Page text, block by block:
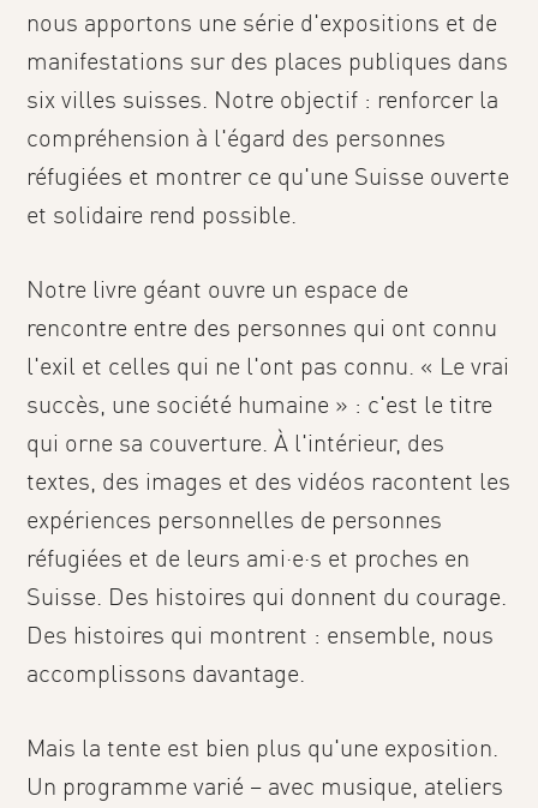
nous apportons une série d'expositions et de
manifestations sur des places publiques dans
six villes suisses. Notre objectif : renforcer la
compréhension à l'égard des personnes
réfugiées et montrer ce qu'une Suisse ouverte
et solidaire rend possible.
Notre livre géant ouvre un espace de
rencontre entre des personnes qui ont connu
l'exil et celles qui ne l'ont pas connu. « Le vrai
succès, une société humaine » : c'est le titre
qui orne sa couverture. À l'intérieur, des
textes, des images et des vidéos racontent les
expériences personnelles de personnes
réfugiées et de leurs ami·e·s et proches en
Suisse. Des histoires qui donnent du courage.
Des histoires qui montrent : ensemble, nous
accomplissons davantage.
Mais la tente est bien plus qu'une exposition.
Un programme varié – avec musique, ateliers